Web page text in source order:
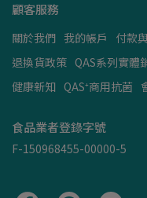
顧客服務
關於我們 我的帳戶 付款
退換貨政策 QAS系列實體
健康新知 QAS⁺商用抗菌
食品業者登錄字號
F-150968455-00000-5